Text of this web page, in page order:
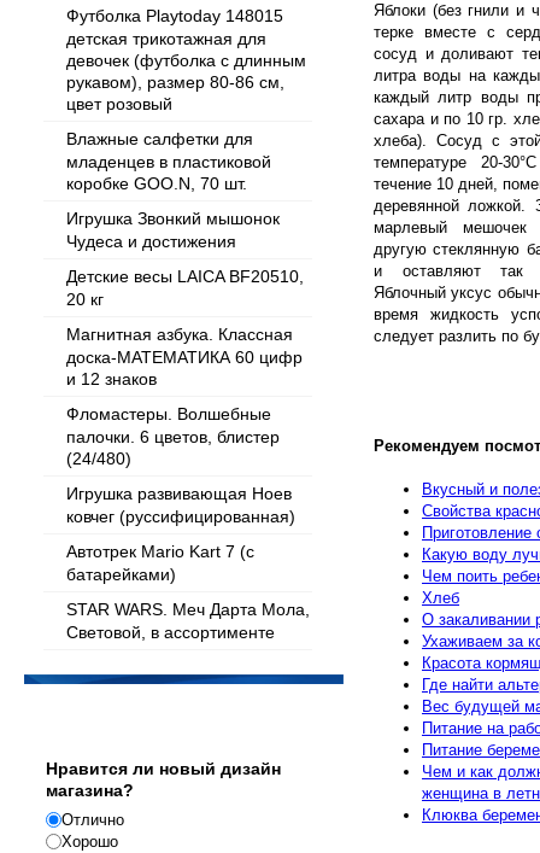
Футболка Playtoday 148015
детская трикотажная для
девочек (футболка с длинным
рукавом), размер 80-86 см,
цвет розовый
Влажные салфетки для
младенцев в пластиковой
коробке GOO.N, 70 шт.
Игрушка Звонкий мышонок
Чудеса и достижения
Детские весы LAICA BF20510,
20 кг
Магнитная азбука. Классная
доска-МАТЕМАТИКА 60 цифр
и 12 знаков
Фломастеры. Волшебные
палочки. 6 цветов, блистер
(24/480)
Игрушка развивающая Ноев
ковчег (руссифицированная)
Автотрек Mario Kart 7 (с
батарейками)
STAR WARS. Меч Дарта Мола,
Световой, в ассортименте
Нравится ли новый дизайн
магазина?
Отлично
Хорошо
Яблоки (без гнили и
терке вместе с
сосуд и доливают
литpа воды на
каждый литp воды
сахаpа и по 10 гр.
хлеба). Сосуд с
темпеpатуpе 20-
течение 10 дней,
деревянной ложкой.
марлевый мешочек
другую стеклянную
и оставляют так
Яблочный уксус
время жидкость
следует разлить по
Рекомендуем
Вкусный и
Свойства
Приготовление
Какую воду
Чем поить
Хлеб
О закаливании
Ухаживаем за
Красота
Где найти
Вес будущей
Питание на
Питание
Чем и как
женщина в
Клюква